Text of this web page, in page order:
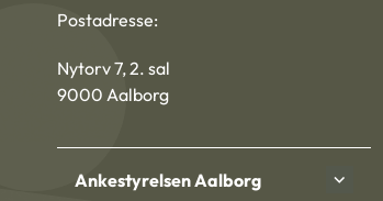
Postadresse:
Nytorv 7, 2. sal
9000 Aalborg
Ankestyrelsen Aalborg